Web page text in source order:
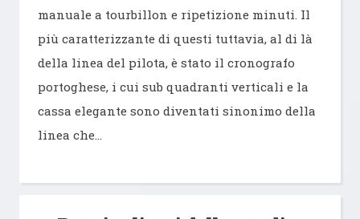
manuale a tourbillon e ripetizione minuti. Il
più caratterizzante di questi tuttavia, al di là
della linea del pilota, è stato il cronografo
portoghese, i cui sub quadranti verticali e la
cassa elegante sono diventati sinonimo della
linea che…